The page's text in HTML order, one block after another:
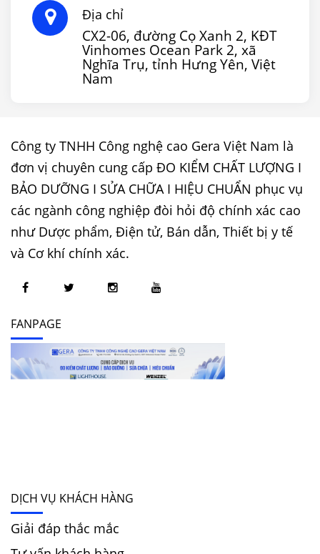
Địa chỉ
CX2-06, đường Cọ Xanh 2, KĐT
Vinhomes Ocean Park 2, xã
Nghĩa Trụ, tỉnh Hưng Yên, Việt
Nam
Công ty TNHH Công nghệ cao Gera Việt Nam là
đơn vị chuyên cung cấp ĐO KIỂM CHẤT LƯỢNG I
BẢO DƯỠNG I SỬA CHỮA I HIỆU CHUẨN phục vụ
các ngành công nghiệp đòi hỏi độ chính xác cao
như Dược phẩm, Điện tử, Bán dẫn, Thiết bị y tế
và Cơ khí chính xác.
FANPAGE
DỊCH VỤ KHÁCH HÀNG
Giải đáp thắc mắc